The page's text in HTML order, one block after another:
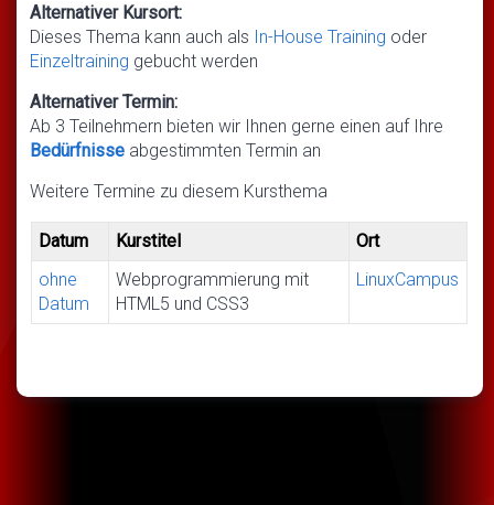
Alternativer Kursort:
Dieses Thema kann auch als In-House Training oder
Einzeltraining gebucht werden
Alternativer Termin:
Ab 3 Teilnehmern bieten wir Ihnen gerne einen auf Ihre
Bedürfnisse abgestimmten Termin an
Weitere Termine zu diesem Kursthema
Datum Kurstitel
Ort
ohne
Datum
Webprogrammierung mit
HTML5 und CSS3
LinuxCampus